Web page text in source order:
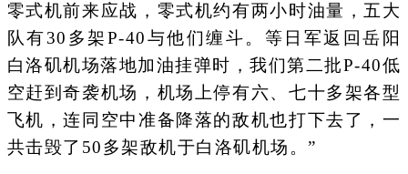
零式机前来应战，零式机约有两小时油量，五大
队有30多架P-40与他们缠斗。等日军返回岳阳
白洛矶机场落地加油挂弹时，我们第二批P-40低
空赶到奇袭机场，机场上停有六、七十多架各型
飞机，连同空中准备降落的敌机也打下去了，一
共击毁了50多架敌机于白洛矶机场。”